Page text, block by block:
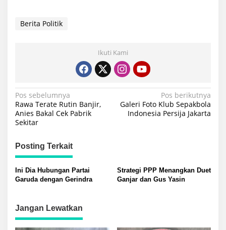
Berita Politik
Ikuti Kami
Navigasi
pos
Pos sebelumnya
Rawa Terate Rutin Banjir,
Anies Bakal Cek Pabrik
Sekitar
Pos berikutnya
Galeri Foto Klub Sepakbola
Indonesia Persija Jakarta
Posting Terkait
Ini Dia Hubungan Partai
Garuda dengan Gerindra
Strategi PPP Menangkan Duet
Ganjar dan Gus Yasin
Jangan Lewatkan